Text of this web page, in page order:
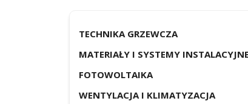
TECHNIKA GRZEWCZA
MATERIAŁY I SYSTEMY INSTALACYJNE
FOTOWOLTAIKA
WENTYLACJA I KLIMATYZACJA